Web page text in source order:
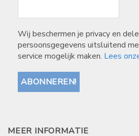
Wij beschermen je privacy en
persoonsgegevens uitsluitend
service mogelijk maken. Lees
MEER INFORMATIE